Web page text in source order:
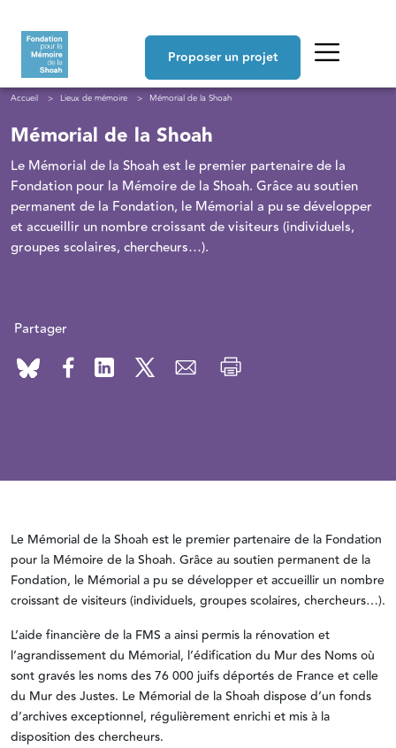
Proposer un projet
Fil d'Ariane
Accueil Lieux de mémoire Mémorial de la Shoah
Mémorial de la Shoah
Le Mémorial de la Shoah est le premier partenaire de la
Fondation pour la Mémoire de la Shoah. Grâce au soutien
permanent de la Fondation, le Mémorial a pu se développer
et accueillir un nombre croissant de visiteurs (individuels,
groupes scolaires, chercheurs…).
Partager
Le Mémorial de la Shoah est le premier partenaire de la Fondation
pour la Mémoire de la Shoah. Grâce au soutien permanent de la
Fondation, le Mémorial a pu se développer et accueillir un nombre
croissant de visiteurs (individuels, groupes scolaires, chercheurs…).
L’aide financière de la FMS a ainsi permis la rénovation et
l’agrandissement du Mémorial, l’édification du Mur des Noms où
sont gravés les noms des 76 000 juifs déportés de France et celle
du Mur des Justes. Le Mémorial de la Shoah dispose d’un fonds
d’archives exceptionnel, régulièrement enrichi et mis à la
disposition des chercheurs.